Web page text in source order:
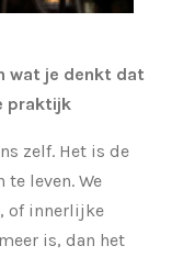
wat je denkt dat
praktijk
zelf. Het is de
leven. We
of innerlijke
is, dan het